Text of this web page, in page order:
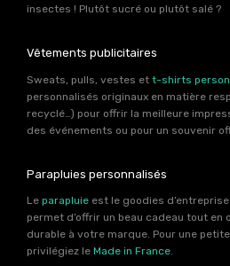
insectes ! Plutôt sucré ou plutôt salé ?
Vêtements publicitaires
Sweats, pulls, vestes et t-shirts
personnalisés originaux en matière
recyclé…) pour offrir la meilleure
des événements ou pour un souvenir
Parapluies personnalisés
Le parapluie est le goodies
permet d’offrir un beau cadeau tout en
durable à votre marque. Pour une
privilégiez le Made in France.